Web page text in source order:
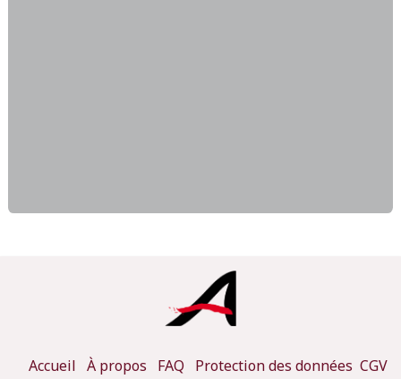
Accueil À propos FAQ Protection des données CGV